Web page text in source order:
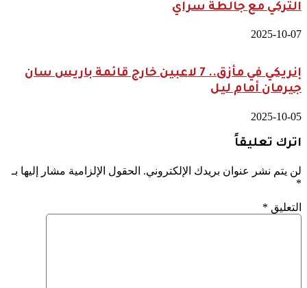
التركي مع جالطة سراي
2025-10-07
إنريكي في مأزق.. 7 لاعبين خارج قائمة باريس سان
جيرمان أمام ليل
2025-10-05
اترك تعليقاً
لن يتم نشر عنوان بريدك الإلكتروني. الحقول الإلزامية مشار إليها بـ
*
التعليق *